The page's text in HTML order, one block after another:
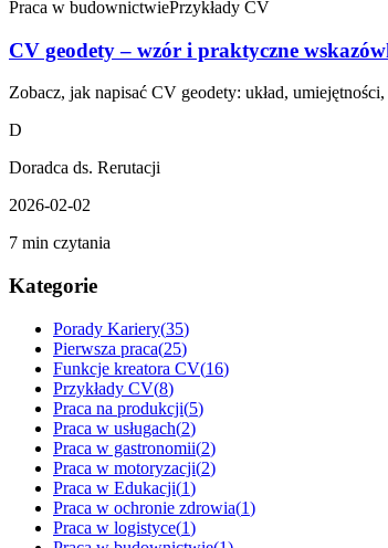
Praca w budownictwiePrzykłady CV
CV geodety – wzór i praktyczne
Zobacz, jak napisać CV geodety: układ,
D
Doradca ds. Rerutacji
2026-02-02
7 min czytania
Kategorie
Porady Kariery(35)
Pierwsza praca(25)
Funkcje kreatora CV(16)
Przykłady CV(8)
Praca na produkcji(5)
Praca w usługach(2)
Praca w gastronomii(2)
Praca w motoryzacji(2)
Praca w Edukacji(1)
Praca w ochronie zdrowia(1)
Praca w logistyce(1)